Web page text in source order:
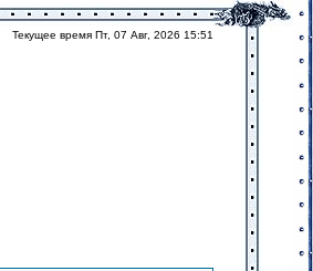
Текущее время Пт, 07 Авг, 2026 15:51